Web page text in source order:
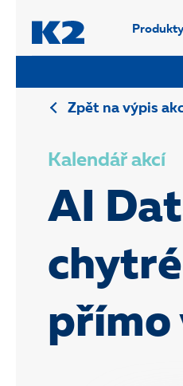
Zpět na výpis
Kalendář akcí
AI
přímo